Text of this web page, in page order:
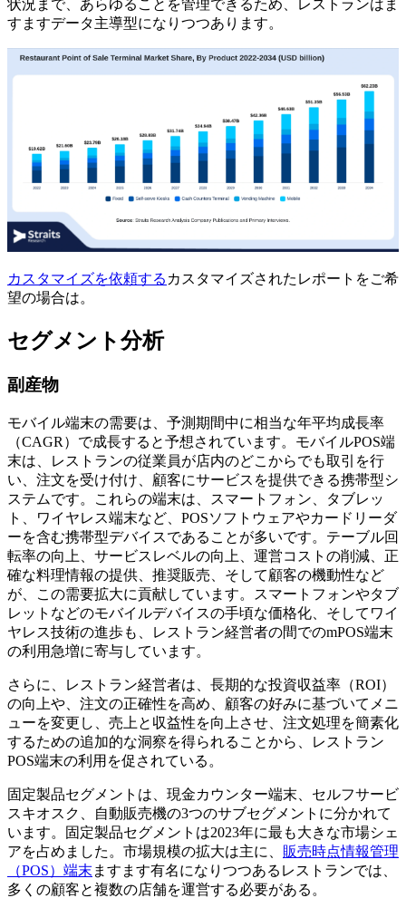
状況まで、あらゆることを管理できるため、レストランはま
すますデータ主導型になりつつあります。
カスタマイズを依頼する カスタマイズされたレポートをご希
望の場合は。
セグメント分析
副産物
モバイル端末の需要は、予測期間中に相当な年平均成長率
（CAGR）で成長すると予想されています。モバイルPOS端
末は、レストランの従業員が店内のどこからでも取引を行
い、注文を受け付け、顧客にサービスを提供できる携帯型シ
ステムです。これらの端末は、スマートフォン、タブレッ
ト、ワイヤレス端末など、POSソフトウェアやカードリーダ
ーを含む携帯型デバイスであることが多いです。テーブル回
転率の向上、サービスレベルの向上、運営コストの削減、正
確な料理情報の提供、推奨販売、そして顧客の機動性など
が、この需要拡大に貢献しています。スマートフォンやタブ
レットなどのモバイルデバイスの手頃な価格化、そしてワイ
ヤレス技術の進歩も、レストラン経営者の間でのmPOS端末
の利用急増に寄与しています。
さらに、レストラン経営者は、長期的な投資収益率（ROI）
の向上や、注文の正確性を高め、顧客の好みに基づいてメニ
ューを変更し、売上と収益性を向上させ、注文処理を簡素化
するための追加的な洞察を得られることから、レストラン
POS端末の利用を促されている。
固定製品セグメントは、現金カウンター端末、セルフサービ
スキオスク、自動販売機の3つのサブセグメントに分かれて
います。固定製品セグメントは2023年に最も大きな市場シェ
アを占めました。市場規模の拡大は主に、 販売時点情報管理
（POS）端末 ますます有名になりつつあるレストランでは、
多くの顧客と複数の店舗を運営する必要がある。